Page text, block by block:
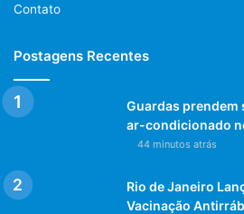
Contato
Postagens Recentes
Guardas prendem
ar-condicionado
44 minutos atrás
Rio de Janeiro
Vacinação